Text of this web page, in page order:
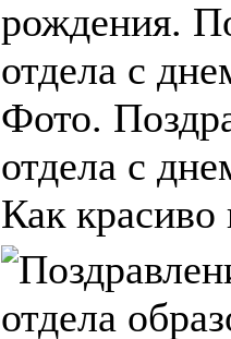
рождения.
отдела с
Фото.
отдела с
Как красиво